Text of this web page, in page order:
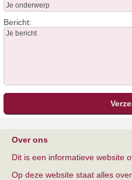
Bericht:
Over ons
Dit is een informatieve website
Op deze website staat alles